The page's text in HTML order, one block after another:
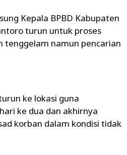
Kepala BPBD Kabupaten
turun untuk proses
tenggelam namun pencarian
ke lokasi guna
ke dua dan akhirnya
korban dalam kondisi tidak